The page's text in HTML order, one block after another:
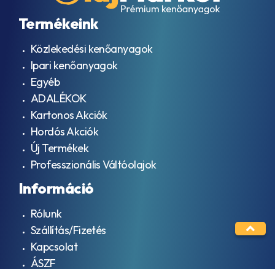
Termékeink
Közlekedési kenőanyagok
Ipari kenőanyagok
Egyéb
ADALÉKOK
Kartonos Akciók
Hordós Akciók
Új Termékek
Professzionális Váltóolajok
Információ
Rólunk
Szállítás/Fizetés
Kapcsolat
ÁSZF